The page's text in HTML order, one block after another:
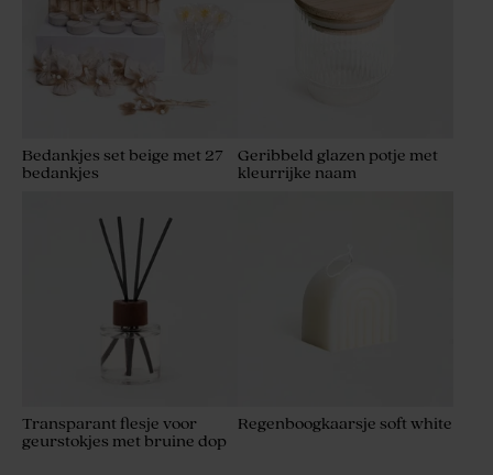
Bedankjes set beige met 27
bedankjes
Geribbeld glazen potje met
kleurrijke naam
Transparant flesje voor
geurstokjes met bruine dop
Regenboogkaarsje soft white